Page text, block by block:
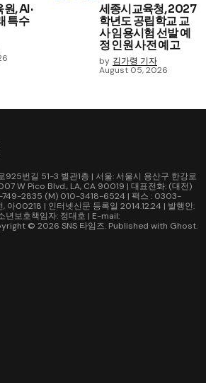
, AI·
특수
세종시교육청, 2027
학년도 공립학교 교
사 임용시험 선발 예
정 인원 사전 예고
by 김가령 기자
August 05, 2026
925번길 51-3 별관1층 | 서울: 서울시 용산구 한강로
W Pico Blvd., LA, CA 90019 | 대표전화: (대전)
2835 (M) 010-3418-6524 | 팩스 : 0303-
아00218 | 인터넷신문 등록일 2014.12.24 | 발행인:
년보호책임자: 정대호 | E-mail:
© 2026 SNS 타임즈. Published with Ghost.